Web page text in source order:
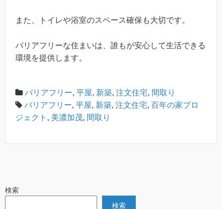
また、トイレや浴室のスペース確保も大切です。
バリアフリーな住まいは、誰もが安心して生活できる
環境を提供します。
バリアフリー, 平屋, 新築, 注文住宅, 間取り
バリアフリー, 平屋, 新築, 注文住宅, 百年の家プロ
ジェクト , 美濃加茂, 間取り
検索
検索